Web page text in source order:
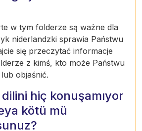
w tym folderze są ważne dla
niderlandzki sprawia Państwu
się przeczytać informacje
z kimś, kto może Państwu
objaśnić.
hiç konuşamıyor
kötü mü